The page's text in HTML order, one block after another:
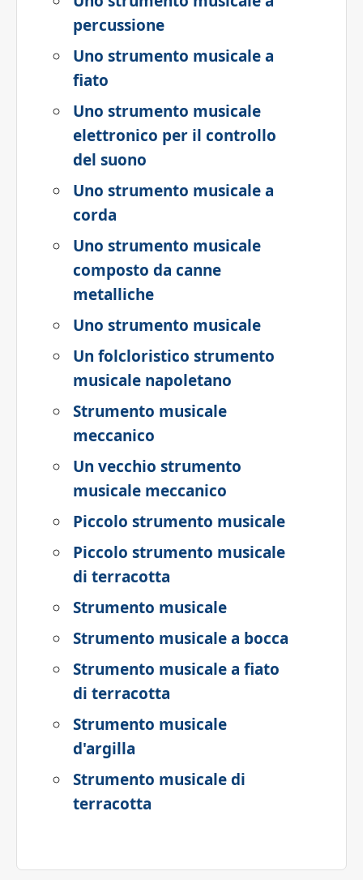
percussione
Uno strumento musicale a
fiato
Uno strumento musicale
elettronico per il controllo
del suono
Uno strumento musicale a
corda
Uno strumento musicale
composto da canne
metalliche
Uno strumento musicale
Un folcloristico strumento
musicale napoletano
Strumento musicale
meccanico
Un vecchio strumento
musicale meccanico
Piccolo strumento musicale
Piccolo strumento musicale
di terracotta
Strumento musicale
Strumento musicale a bocca
Strumento musicale a fiato
di terracotta
Strumento musicale
d'argilla
Strumento musicale di
terracotta